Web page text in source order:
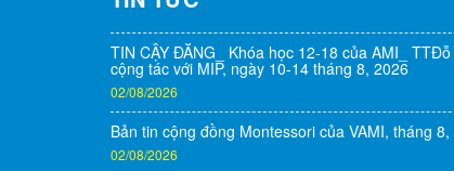
TIN CẬY ĐĂNG_ Khóa học 12-18 của AMI_
cộng tác với MIP, ngày 10-14 tháng 8, 2026
02/08/2026
Bản tin cộng đồng Montessori của VAMI, tháng
02/08/2026